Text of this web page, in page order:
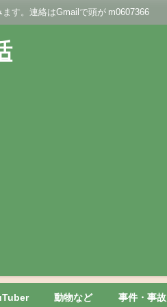
す。連絡はGmailで頭が m0607366
動物など 事件・事故